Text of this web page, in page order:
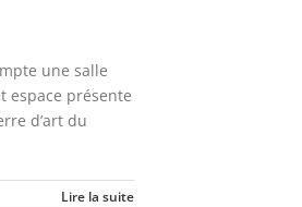
une salle
espace présente
d’art du
Lire la suite